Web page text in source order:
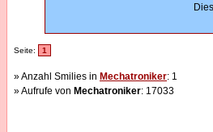
Seite: 1
» Anzahl Smilies in Mechatroniker: 1
» Aufrufe von Mechatroniker: 17033